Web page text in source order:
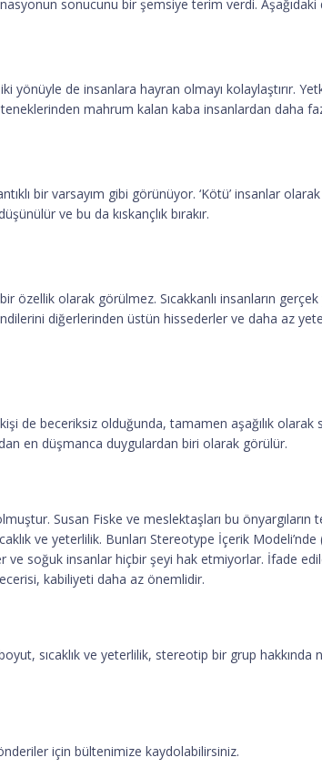
sonucunu bir şemsiye terim verdi.
yönüyle de insanlara hayran olmayı kolaylaştırır.
mahrum kalan kaba insanlardan daha
bir varsayım gibi görünüyor. ‘Kötü’ insanlar olarak
ve bu da kıskançlık bırakır.
özellik olarak görülmez. Sıcakkanlı insanların
diğerlerinden üstün hissederler ve daha az
beceriksiz olduğunda, tamamen aşağılık olarak
en düşmanca duygulardan biri olarak görülür.
Susan Fiske ve meslektaşları bu önyargıların
ve yeterlilik. Bunları Stereotype İçerik Modeli’nde
soğuk insanlar hiçbir şeyi hak etmiyorlar. İfade
kabiliyeti daha az önemlidir.
sıcaklık ve yeterlilik, stereotip bir grup
için bültenimize kaydolabilirsiniz.